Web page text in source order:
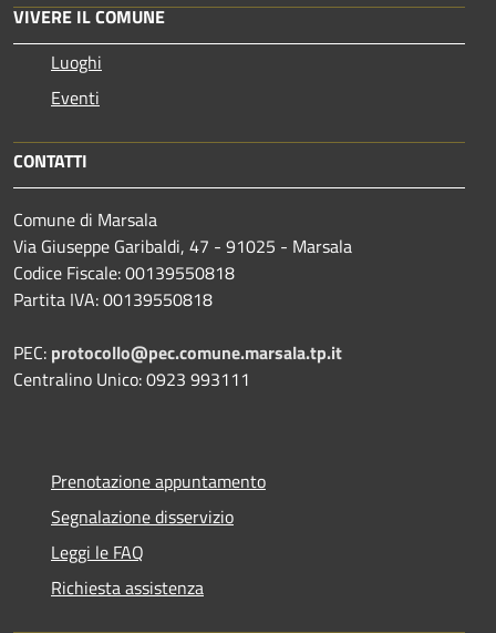
VIVERE IL COMUNE
Luoghi
Eventi
CONTATTI
Comune di Marsala
Via Giuseppe Garibaldi, 47 - 91025 - Marsala
Codice Fiscale: 00139550818
Partita IVA: 00139550818
PEC: protocollo@pec.comune.marsala.tp.it
Centralino Unico: 0923 993111
Prenotazione appuntamento
Segnalazione disservizio
Leggi le FAQ
Richiesta assistenza